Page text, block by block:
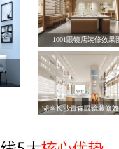
1001眼镜店装修效果
湖南长沙青森眼镜装修